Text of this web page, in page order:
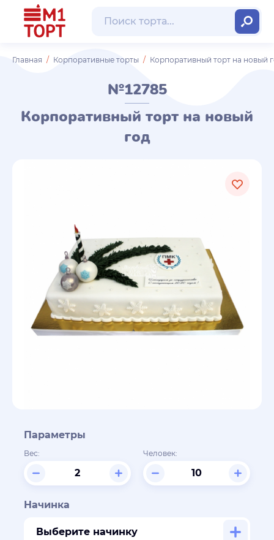
Главная Корпоративные торты Корпоративный торт на новый
№12785
Корпоративный торт на новый
год
Параметры
Вес: Человек:
Начинка
Выберите начинку